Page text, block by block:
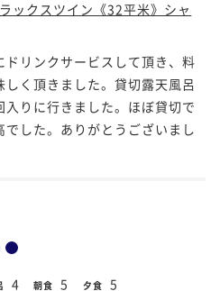
ックスツイン《32平米》シャ
リンクサービスして頂き、料
く頂きました。貸切露天風呂
りに行きました。ほぼ貸切で
した。ありがとうございまし
4 朝食 5 夕食 5